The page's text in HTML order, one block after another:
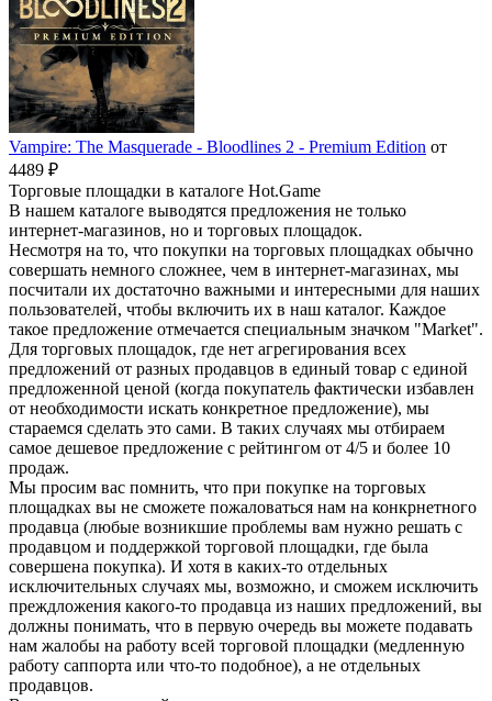
Vampire: The Masquerade - Bloodlines 2 - Premium Edition от
4489 ₽
Торговые площадки в каталоге Hot.Game
В нашем каталоге выводятся предложения не только
интернет-магазинов, но и торговых площадок.
Несмотря на то, что покупки на торговых площадках обычно
совершать немного сложнее, чем в интернет-магазинах, мы
посчитали их достаточно важными и интересными для наших
пользователей, чтобы включить их в наш каталог. Каждое
такое предложение отмечается специальным значком "Market".
Для торговых площадок, где нет агрегирования всех
предложений от разных продавцов в единый товар с единой
предложенной ценой (когда покупатель фактически избавлен
от необходимости искать конкретное предложение), мы
стараемся сделать это сами. В таких случаях мы отбираем
самое дешевое предложение с рейтингом от 4/5 и более 10
продаж.
Мы просим вас помнить, что при покупке на торговых
площадках вы не сможете пожаловаться нам на конкрнетного
продавца (любые возникшие проблемы вам нужно решать с
продавцом и поддержкой торговой площадки, где была
совершена покупка). И хотя в каких-то отдельных
исключительных случаях мы, возможно, и сможем исключить
преждложения какого-то продавца из наших предложений, вы
должны понимать, что в первую очередь вы можете подавать
нам жалобы на работу всей торговой площадки (медленную
работу саппорта или что-то подобное), а не отдельных
продавцов.